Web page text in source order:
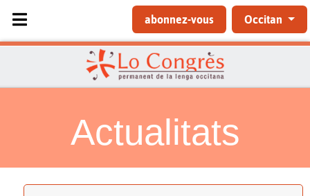
Sélectionnez votre langue
abonnez-vous Occitan
Actualitats